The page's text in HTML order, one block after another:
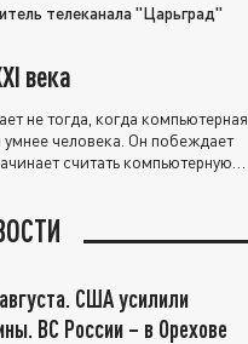
телеканала "Царьград"
века
не тогда, когда компьютерная
умнее человека. Он побеждает
считать компьютерную
США усилили
ВС России – в Орехове